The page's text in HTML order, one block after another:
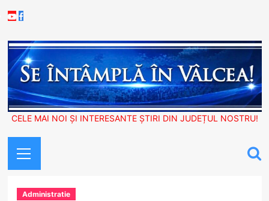
to
Youtube
Facebook
CELE MAI NOI ȘI INTERESANTE ȘTIRI DIN JUDEȚUL NOSTRU!
Menu
Administratie